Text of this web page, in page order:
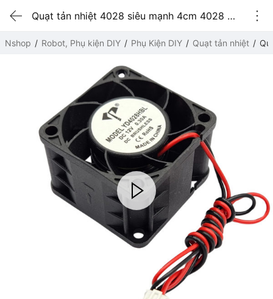
Quạt tản nhiệt 4028 siêu mạnh 4cm 4028 Ổ Bi
Nshop Robot, Phụ kiện DIY Phụ Kiện DIY Quạt tản nhiệt